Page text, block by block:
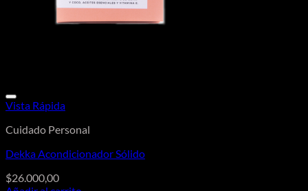
Vista Rápida
Cuidado Personal
Dekka Acondicionador Sólido
$26.000,00